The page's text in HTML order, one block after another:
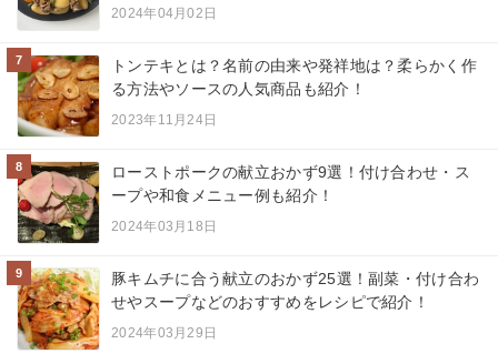
2024年04月02日
7
トンテキとは？名前の由来や発祥地は？柔らかく作
る方法やソースの人気商品も紹介！
2023年11月24日
8
ローストポークの献立おかず9選！付け合わせ・ス
ープや和食メニュー例も紹介！
2024年03月18日
9
豚キムチに合う献立のおかず25選！副菜・付け合わ
せやスープなどのおすすめをレシピで紹介！
2024年03月29日